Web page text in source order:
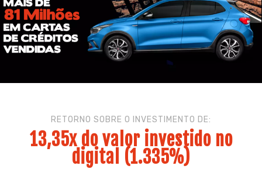
RETORNO SOBRE O INVESTIMENTO DE:
13,35x do valor investido no
digital (1.335%)